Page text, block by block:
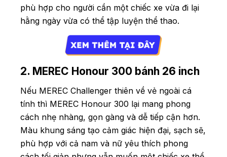
phù hợp cho người cần một chiếc xe vừa đi lại
hằng ngày vừa có thể tập luyện thể thao.
2. MEREC Honour 300 bánh 26 inch
Nếu MEREC Challenger thiên về vẻ ngoài cá
tính thì MEREC Honour 300 lại mang phong
cách nhẹ nhàng, gọn gàng và dễ tiếp cận hơn.
Màu khung sáng tạo cảm giác hiện đại, sạch sẽ,
phù hợp với cả nam và nữ yêu thích phong